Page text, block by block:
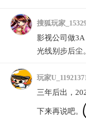
搜狐玩家
影视公司做
光线别步后尘。
玩家
三年后出，
下来再说吧。